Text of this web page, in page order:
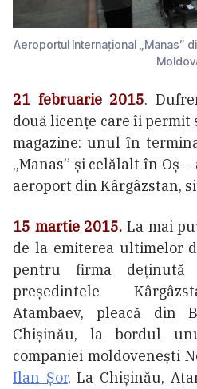
Aeroportul Internațional „Manas”
21 februarie 2015.
două licențe care îi permit
magazine: unul în
„Manas” și celălalt în Oș
aeroport din Kârgâzstan,
15 martie 2015. La mai
de la emiterea ultimelor
pentru firma
președintele
Atambaev, pleacă din
Chișinău, la bordul
companiei moldovenești
Ilan Șor. La Chișinău,